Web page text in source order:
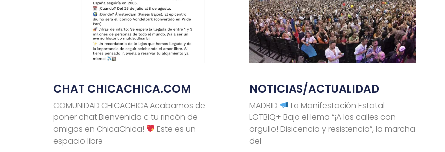
CHAT CHICACHICA.COM
COMUNIDAD CHICACHICA Acabamos de
poner chat Bienvenida a tu rincón de
amigas en ChicaChica!
Este es un
espacio libre
NOTICIAS/ACTUALIDAD
MADRID
La Manifestación Estatal
LGTBIQ+ Bajo el lema “¡A las calles con
orgullo! Disidencia y resistencia”, la marcha
del